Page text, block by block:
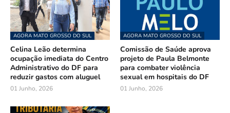
AGORA MATO GROSSO DO SUL
Celina Leão determina
ocupação imediata do Centro
Administrativo do DF para
reduzir gastos com aluguel
01 Junho, 2026
AGORA MATO GROSSO DO SUL
Comissão de Saúde aprova
projeto de Paula Belmonte
para combater violência
sexual em hospitais do DF
01 Junho, 2026